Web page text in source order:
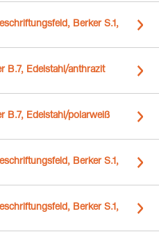
Berker S.1,
B.7, Edelstahl/anthrazit
B.7, Edelstahl/polarweiß
Berker S.1,
Berker S.1,